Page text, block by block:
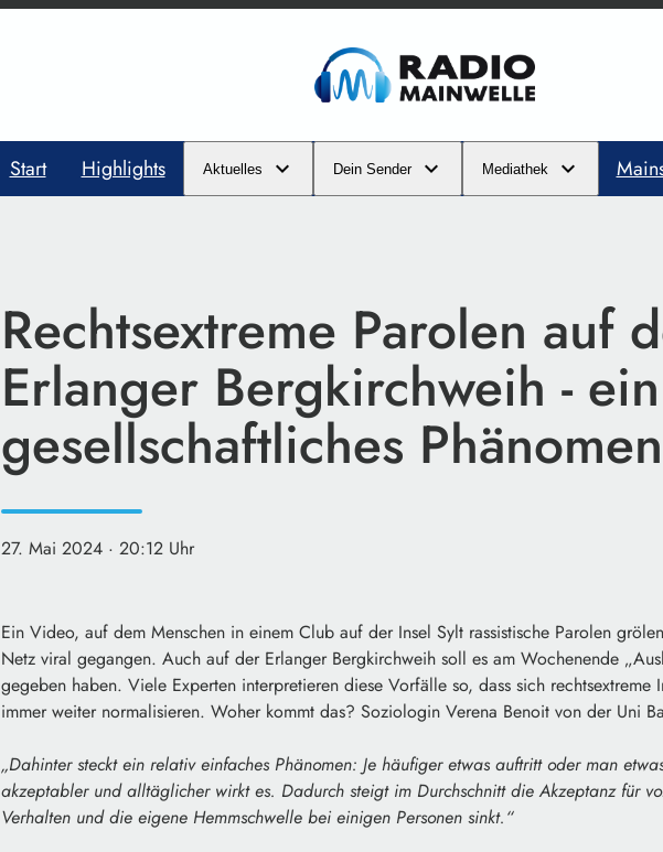
Start Highlights Aktuelles Dein Sender Mediathek
Rechtsextreme Parolen auf
Erlanger Bergkirchweih - ein
gesellschaftliches
27. Mai 2024 · 20:12 Uhr
Ein Video, auf dem Menschen in einem Club auf der Insel Sylt rassistische Parolen
Netz viral gegangen. Auch auf der Erlanger Bergkirchweih soll es am Wochenende
gegeben haben. Viele Experten interpretieren diese Vorfälle so, dass sich rechtsextreme
immer weiter normalisieren. Woher kommt das? Soziologin Verena Benoit von der Uni
„Dahinter steckt ein relativ einfaches Phänomen: Je häufiger etwas auftritt oder man
akzeptabler und alltäglicher wirkt es. Dadurch steigt im Durchschnitt die Akzeptanz für
Verhalten und die eigene Hemmschwelle bei einigen Personen sinkt.“